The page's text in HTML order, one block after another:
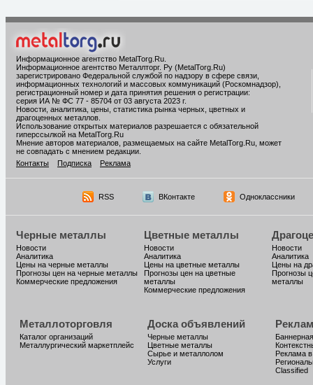
Информационное агентство MetalTorg.Ru
Информационное агентство Металлторг. Ру (MetalTorg.Ru)
зарегистрировано Федеральной службой по надзору в сфере связи,
информационных технологий и массовых коммуникаций (Роскомнадзор),
регистрационный номер и дата принятия решения о регистрации:
серия ИА № ФС 77 - 85704 от 03 августа 2023 г.
Новости, аналитика, цены, статистика рынка черных, цветных и
драгоценных металлов.
Использование открытых материалов разрешается с обязательной
гиперссылкой на MetalTorg.Ru
Мнение авторов материалов, размещаемых на сайте MetalTorg.Ru, может
не совпадать с мнением редакции.
Контакты
Подписка Реклама
RSS ВКонтакте Одноклассники
Черные металлы
Новости
Аналитика
Цены на черные металлы
Прогнозы цен на черные металлы
Коммерческие предложения
Цветные металлы
Новости
Аналитика
Цены на цветные металлы
Прогнозы цен на цветные
металлы
Коммерческие предложения
Новости
Аналитика
Цены на
Прогнозы
металлы
Металлоторговля
Каталог организаций
Металлургический маркетплейс
Доска объявлений
Черные металлы
Цветные металлы
Сырье и металлолом
Услуги
Реклама
Classified